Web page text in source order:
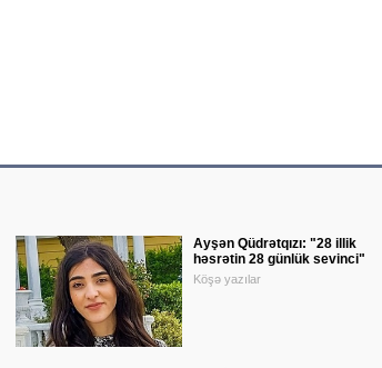
Ayşən Qüdrətqızı: "28 illik
həsrətin 28 günlük sevinci"
Köşə yazılar